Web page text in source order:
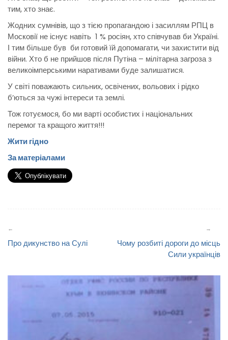
тим, хто знає.
Жодних сумнівів, що з тією пропагандою і засиллям РПЦ в
Московії не існує навіть 1 % росіян, хто співчував би Україні.
І тим більше був би готовий їй допомагати, чи захистити від
війни. Хто б не прийшов після Путіна – мілітарна загроза з
великоімперськими наративами буде залишатися.
У світі поважають сильних, освічених, вольових і рідко
б’ються за чужі інтереси та землі.
Тож готуємося, бо ми варті особистих і національних
перемог та кращого життя!!!
Жити гідно
За матеріалами
Про дикунство на Сулі
Чому розбиті дороги до місць
Сили українців